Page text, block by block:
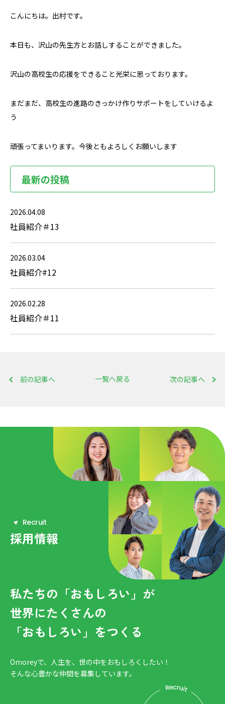
こんにちは。出村です。
本日も、沢山の先生方とお話しすることができました。
沢山の高校生の応援をできること光栄に思っております。
まだまだ、高校生の進路のきっかけ作りサポートをしていけるよ
う
頑張ってまいります。今後ともよろしくお願いします
最新の投稿
2026.04.08
社員紹介＃13
2026.03.04
社員紹介#12
2026.02.28
社員紹介＃11
前の記事へ 次の記事へ
一覧へ戻る
Recruit
採用情報
私たちの「おもしろい」が
世界にたくさんの
「おもしろい」をつくる
Omoreyで、人生を、世の中をおもしろくしたい！
そんな心豊かな仲間を募集しています。